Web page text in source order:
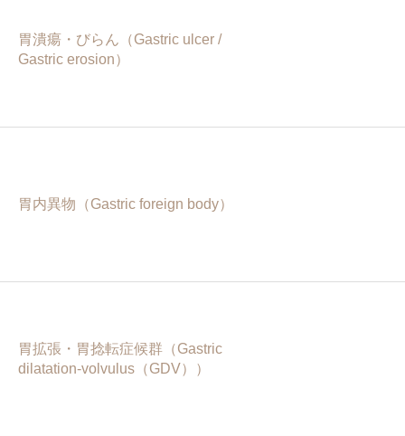
胃潰瘍・びらん（Gastric ulcer /
Gastric erosion）
胃内異物（Gastric foreign body）
胃拡張・胃捻転症候群（Gastric
dilatation-volvulus（GDV））